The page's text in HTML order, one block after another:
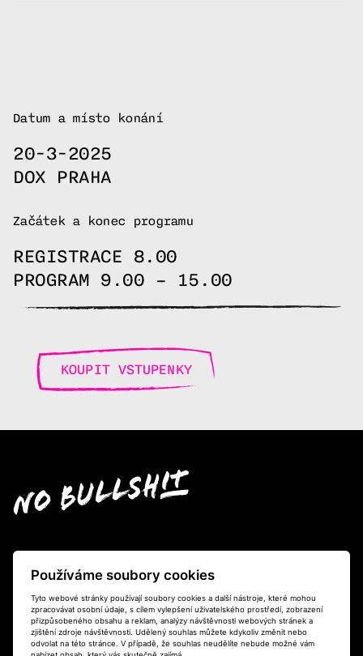
Datum a místo konání
20-3-2025
DOX PRAHA
Začátek a konec programu
REGISTRACE 8.00
PROGRAM 9.00 – 15.00
KOUPIT VSTUPENKY
Kontakt
info@no-bullshit.cz
Používáme soubory cookies
Tyto webové stránky používají soubory cookies a další nástroje, které mohou
zpracovávat osobní údaje, s cílem vylepšení uživatelského prostředí, zobrazení
přizpůsobeného obsahu a reklam, analýzy návštěvnosti webových stránek a
zjištění zdroje návštěvnosti. Udělený souhlas můžete kdykoliv změnit nebo
odvolat na této stránce. V případě, že souhlas neudělíte nebude možné vám